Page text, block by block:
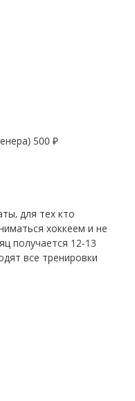
500 ₽
для тех кто
хоккеем и не
получается 12-13
все тренировки